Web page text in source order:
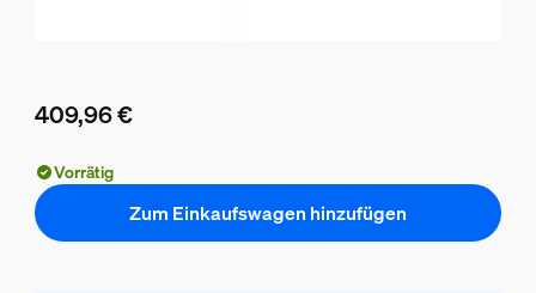
409,96 €
Vorrätig
Zum Einkaufswagen hinzufügen